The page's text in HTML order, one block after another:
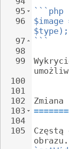
95
96
97
98
99
100
101
102
103
104
105
```php
$type);
```